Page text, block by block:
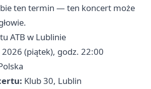
ten termin — ten koncert może
ATB w Lublinie
(piątek), godz. 22:00
Klub 30, Lublin